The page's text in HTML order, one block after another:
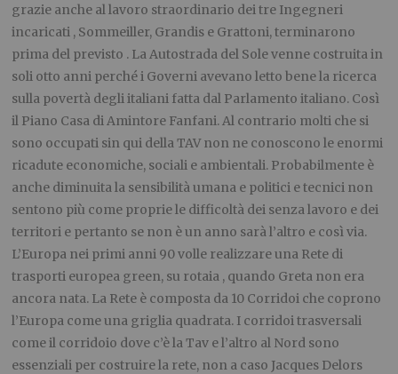
grazie anche al lavoro straordinario dei tre Ingegneri
incaricati , Sommeiller, Grandis e Grattoni, terminarono
prima del previsto . La Autostrada del Sole venne costruita in
soli otto anni perché i Governi avevano letto bene la ricerca
sulla povertà degli italiani fatta dal Parlamento italiano. Così
il Piano Casa di Amintore Fanfani. Al contrario molti che si
sono occupati sin qui della TAV non ne conoscono le enormi
ricadute economiche, sociali e ambientali. Probabilmente è
anche diminuita la sensibilità umana e politici e tecnici non
sentono più come proprie le difficoltà dei senza lavoro e dei
territori e pertanto se non è un anno sarà l’altro e così via.
L’Europa nei primi anni 90 volle realizzare una Rete di
trasporti europea green, su rotaia , quando Greta non era
ancora nata. La Rete è composta da 10 Corridoi che coprono
l’Europa come una griglia quadrata. I corridoi trasversali
come il corridoio dove c’è la Tav e l’altro al Nord sono
essenziali per costruire la rete, non a caso Jacques Delors